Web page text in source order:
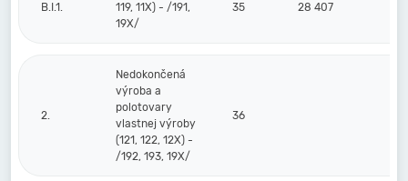
B.I.1.
119, 11X) - /191,
19X/
35 28 407
2.
Nedokončená
výroba a
polotovary
vlastnej výroby
(121, 122, 12X) -
/192, 193, 19X/
36